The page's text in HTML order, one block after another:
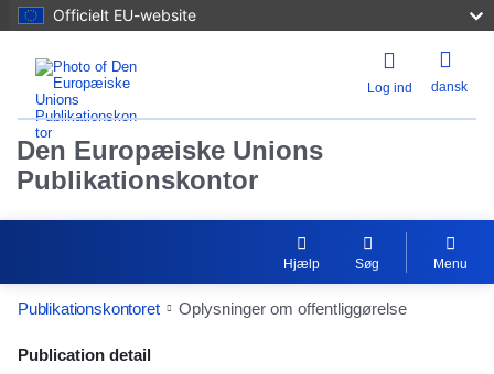
Officielt EU-website
Log ind dansk
Den Europæiske Unions
Publikationskontor
Hjælp Søg Menu
Publikationskontoret Oplysninger om offentliggørelse
Publication Detail Actions Portlet
Publication detail